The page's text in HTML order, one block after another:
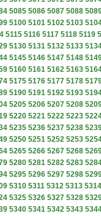
5085 5086 5087 5088
5100 5101 5102 5103
5115 5116 5117 5118 5119
5130 5131 5132 5133
5145 5146 5147 5148
5160 5161 5162 5163
5175 5176 5177 5178
5190 5191 5192 5193
5205 5206 5207 5208
5220 5221 5222 5223
5235 5236 5237 5238
5250 5251 5252 5253
5265 5266 5267 5268
5280 5281 5282 5283
5295 5296 5297 5298
5310 5311 5312 5313 5314
5325 5326 5327 5328
5340 5341 5342 5343